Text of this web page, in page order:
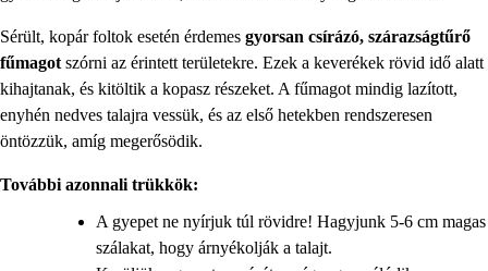
Sérült, kopár foltok esetén érdemes gyorsan csírázó, szárazságtűrő
fűmagotszórni az érintett területekre. Ezek a keverékek rövid idő alatt
kihajtanak, és kitöltik a kopasz részeket. A fűmagot mindig lazított,
enyhén nedves talajra vessük, és az első hetekben rendszeresen
öntözzük, amíg megerősödik.
További azonnali trükkök:
A gyepet ne nyírjuk túl rövidre! Hagyjunk 5-6 cm magas
szálakat, hogy árnyékolják a talajt.